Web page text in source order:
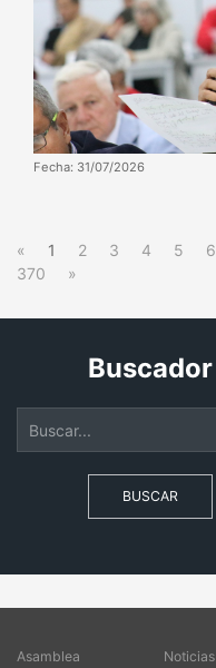
Fecha: 31/07/2026
« 1 2 3 4 5 6
370
»
Buscador
BUSCAR
Asamblea
Noticias